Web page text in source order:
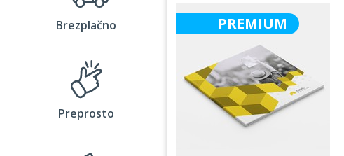
Brezplačno
Preprosto
PREMIUM